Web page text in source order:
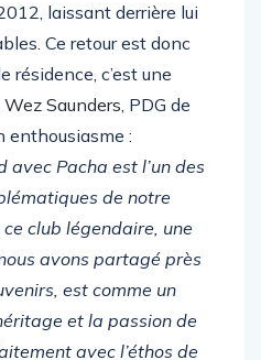
laissant derrière lui
Ce retour est donc
résidence, c’est une
Wez Saunders, PDG de
enthousiasme :
avec Pacha est l’un des
de notre
club légendaire, une
avons partagé près
est comme un
et la passion de
avec l’éthos de